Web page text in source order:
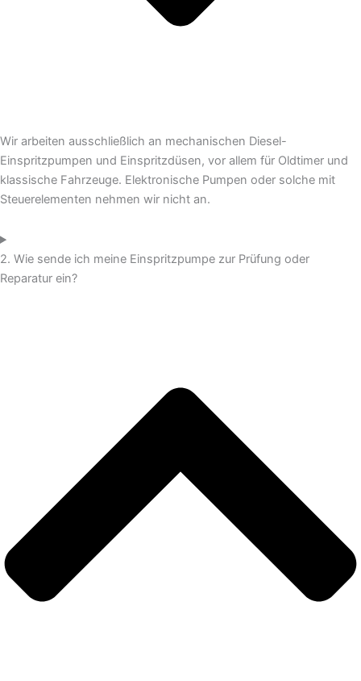
Wir arbeiten ausschließlich an mechanischen Diesel-
Einspritzpumpen und Einspritzdüsen, vor allem für Oldtimer und
klassische Fahrzeuge. Elektronische Pumpen oder solche mit
Steuerelementen nehmen wir nicht an.
2. Wie sende ich meine Einspritzpumpe zur Prüfung oder
Reparatur ein?